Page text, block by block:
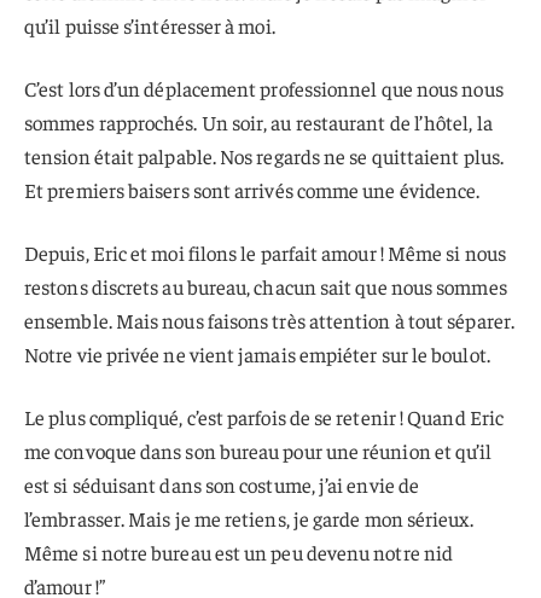
qu’il puisse s’intéresser à moi.
C’est lors d’un déplacement professionnel que nous nous
sommes rapprochés. Un soir, au restaurant de l’hôtel, la
tension était palpable. Nos regards ne se quittaient plus.
Et premiers baisers sont arrivés comme une évidence.
Depuis, Eric et moi filons le parfait amour ! Même si nous
restons discrets au bureau, chacun sait que nous sommes
ensemble. Mais nous faisons très attention à tout séparer.
Notre vie privée ne vient jamais empiéter sur le boulot.
Le plus compliqué, c’est parfois de se retenir ! Quand Eric
me convoque dans son bureau pour une réunion et qu’il
est si séduisant dans son costume, j’ai envie de
l’embrasser. Mais je me retiens, je garde mon sérieux.
Même si notre bureau est un peu devenu notre nid
d’amour !”